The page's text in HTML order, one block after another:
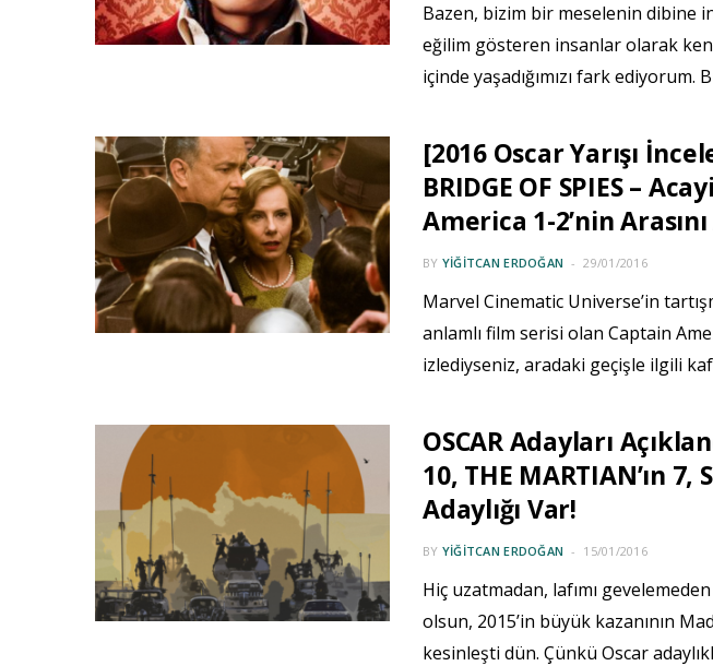
Bazen, bizim bir meselenin dibine
eğilim gösteren insanlar olarak
içinde yaşadığımızı fark ediyorum.
[2016 Oscar Yarışı
BRIDGE OF SPIES –
America 1-2’nin
BY YIĞITCAN ERDOĞAN 29/01/2016
Marvel Cinematic Universe’in
anlamlı film serisi olan Captain
izlediyseniz, aradaki geçişle ilgili
OSCAR Adayları
10, THE MARTIAN’ın 7,
Adaylığı Var!
BY YIĞITCAN ERDOĞAN 15/01/2016
Hiç uzatmadan, lafımı
olsun, 2015’in büyük kazanının
kesinleşti dün. Çünkü Oscar